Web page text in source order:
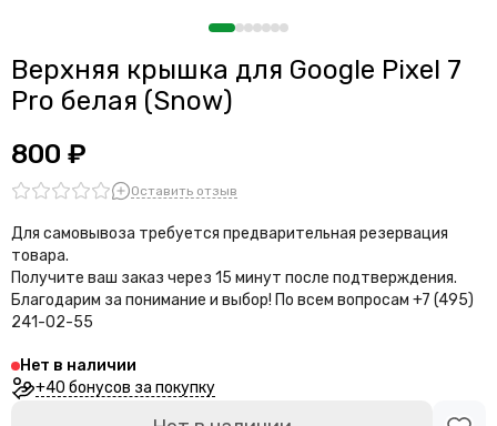
Верхняя крышка для Google Pixel 7
Pro белая (Snow)
800 ₽
Оставить отзыв
Для самовывоза требуется предварительная резервация
товара.
Получите ваш заказ через 15 минут после подтверждения.
Благодарим за понимание и выбор! По всем вопросам +7 (495)
241-02-55
Нет в наличии
+40 бонусов за покупку